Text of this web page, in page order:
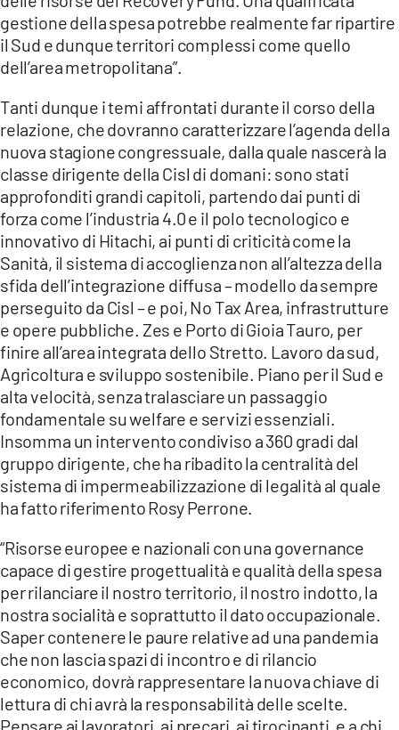
gestione della spesa potrebbe realmente far ripartire
il Sud e dunque territori complessi come quello
dell’area metropolitana”.
Tanti dunque i temi affrontati durante il corso della
relazione, che dovranno caratterizzare l’agenda della
nuova stagione congressuale, dalla quale nascerà la
classe dirigente della Cisl di domani: sono stati
approfonditi grandi capitoli, partendo dai punti di
forza come l’industria 4.0 e il polo tecnologico e
innovativo di Hitachi, ai punti di criticità come la
Sanità, il sistema di accoglienza non all’altezza della
sfida dell’integrazione diffusa – modello da sempre
perseguito da Cisl – e poi, No Tax Area, infrastrutture
e opere pubbliche. Zes e Porto di Gioia Tauro, per
finire all’area integrata dello Stretto. Lavoro da sud,
Agricoltura e sviluppo sostenibile. Piano per il Sud e
alta velocità, senza tralasciare un passaggio
fondamentale su welfare e servizi essenziali.
Insomma un intervento condiviso a 360 gradi dal
gruppo dirigente, che ha ribadito la centralità del
sistema di impermeabilizzazione di legalità al quale
ha fatto riferimento Rosy Perrone.
“Risorse europee e nazionali con una governance
capace di gestire progettualità e qualità della spesa
per rilanciare il nostro territorio, il nostro indotto, la
nostra socialità e soprattutto il dato occupazionale.
Saper contenere le paure relative ad una pandemia
che non lascia spazi di incontro e di rilancio
economico, dovrà rappresentare la nuova chiave di
lettura di chi avrà la responsabilità delle scelte.